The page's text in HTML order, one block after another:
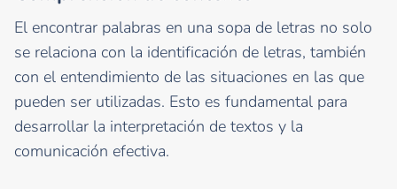
El encontrar palabras en una sopa de letras no solo
se relaciona con la identificación de letras, también
con el entendimiento de las situaciones en las que
pueden ser utilizadas. Esto es fundamental para
desarrollar la interpretación de textos y la
comunicación efectiva.